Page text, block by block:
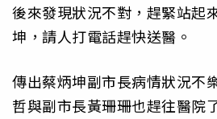
後來發現狀況不對，趕緊站起
坤，請人打電話趕快送醫。
傳出蔡炳坤副市長病情狀況不
哲與副市長黃珊珊也趕往醫院